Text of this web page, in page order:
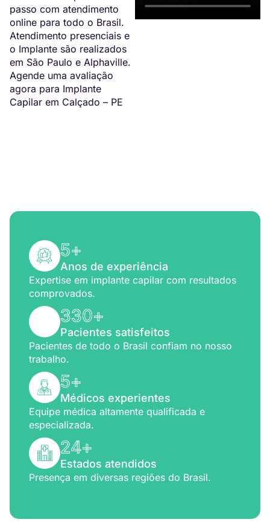
passo com atendimento
online para todo o Brasil.
Atendimento presenciais e
o Implante são realizados
em São Paulo e Alphaville.
Agende uma avaliação
agora para Implante
Capilar em Calçado – PE
5+
Anos de experiência
Expertise em implante capilar com resultados
comprovados.
330+
Pacientes satisfeitos
Pacientes de todo o Brasil confiam no nosso
trabalho.
5+
Médicos experientes
Equipe médica altamente qualificada e
especializada.
24+
Estados atendidos
Presença em diversas regiões do Brasil.